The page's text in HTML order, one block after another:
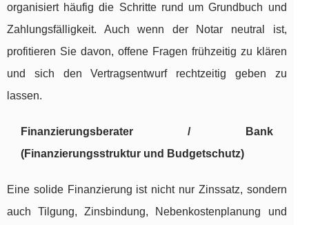
organisiert häufig die Schritte rund um Grundbuch und
Zahlungsfälligkeit. Auch wenn der Notar neutral ist,
profitieren Sie davon, offene Fragen frühzeitig zu klären
und sich den Vertragsentwurf rechtzeitig geben zu
lassen.
Finanzierungsberater / Bank
(Finanzierungsstruktur und Budgetschutz)
Eine solide Finanzierung ist nicht nur Zinssatz, sondern
auch Tilgung, Zinsbindung, Nebenkostenplanung und